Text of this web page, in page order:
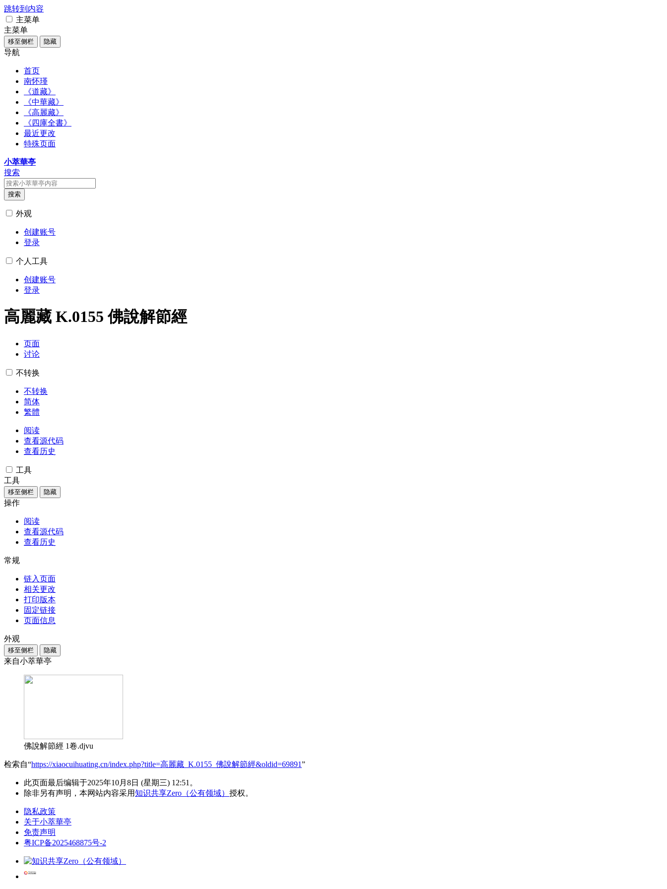
跳转到内容
主菜单
主菜单
移至侧栏 隐藏
导航
首页
南怀瑾
《道藏》
《中華藏》
《高麗藏》
《四庫全書》
最近更改
特殊页面
小萃華亭
搜索
搜索
外观
创建账号
登录
个人工具
创建账号
登录
高麗藏 K.0155 佛說解節經
页面
讨论
不转换
不转换
简体
繁體
阅读
查看源代码
查看历史
工具
工具
移至侧栏 隐藏
操作
阅读
查看源代码
查看历史
常规
链入页面
相关更改
打印版本
固定链接
页面信息
外观
移至侧栏 隐藏
来自小萃華亭
佛說解節經 1卷.djvu
检索自“https://xiaocuihuating.cn/index.php?title=高麗藏_K.0155_佛說解節經&oldid=69891”
此页面最后编辑于2025年10月8日 (星期三) 12:51。
除非另有声明，本网站内容采用知识共享Zero（公有领域） 授权。
隐私政策
关于小萃華亭
免责声明
粤ICP备2025468875号-2